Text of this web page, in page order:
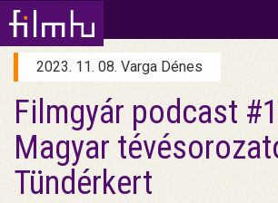
2023. 11. 08. Varga Dénes
Filmgyár podcast
Magyar
Tündérkert